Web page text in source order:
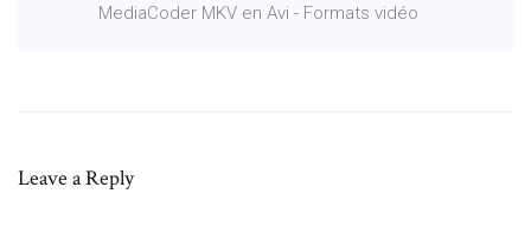
MediaCoder MKV en Avi - Formats vidéo
Leave a Reply